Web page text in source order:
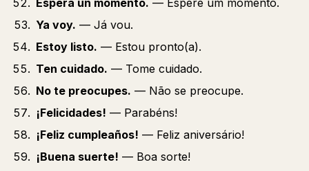
Espera un momento. — Espere um momento.
Ya voy. — Já vou.
Estoy listo. — Estou pronto(a).
Ten cuidado. — Tome cuidado.
No te preocupes. — Não se preocupe.
¡Felicidades! — Parabéns!
¡Feliz cumpleaños! — Feliz aniversário!
¡Buena suerte! — Boa sorte!